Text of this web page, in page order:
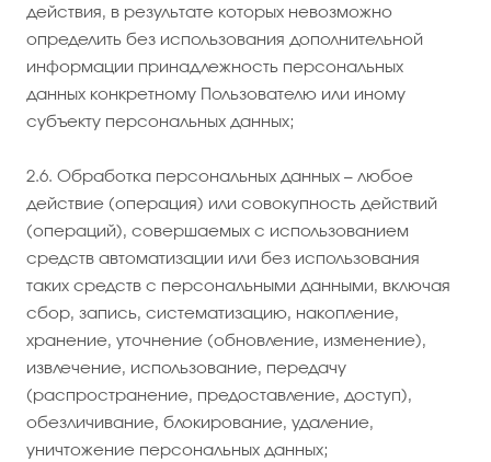
действия, в результате которых невозможно
определить без использования дополнительной
информации принадлежность персональных
данных конкретному Пользователю или иному
субъекту персональных данных;
2.6. Обработка персональных данных – любое
действие (операция) или совокупность действий
(операций), совершаемых с использованием
средств автоматизации или без использования
таких средств с персональными данными, включая
сбор, запись, систематизацию, накопление,
хранение, уточнение (обновление, изменение),
извлечение, использование, передачу
(распространение, предоставление, доступ),
обезличивание, блокирование, удаление,
уничтожение персональных данных;